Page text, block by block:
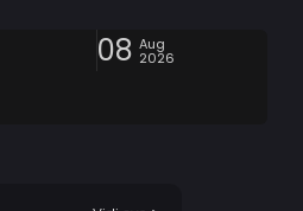
08 Aug
2026